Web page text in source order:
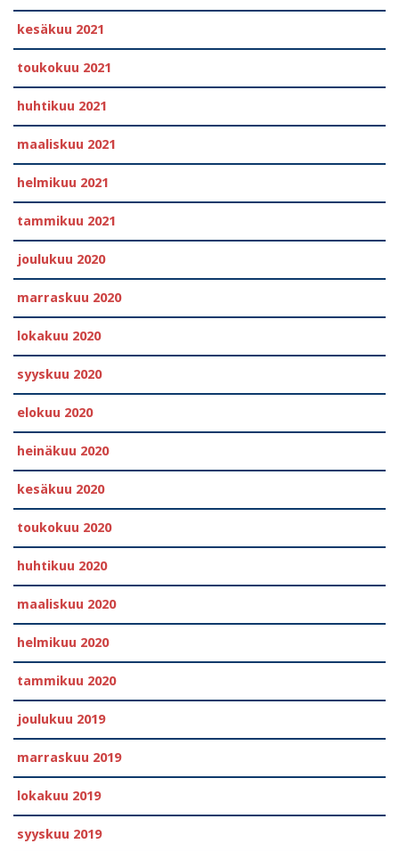
kesäkuu 2021
toukokuu 2021
huhtikuu 2021
maaliskuu 2021
helmikuu 2021
tammikuu 2021
joulukuu 2020
marraskuu 2020
lokakuu 2020
syyskuu 2020
elokuu 2020
heinäkuu 2020
kesäkuu 2020
toukokuu 2020
huhtikuu 2020
maaliskuu 2020
helmikuu 2020
tammikuu 2020
joulukuu 2019
marraskuu 2019
lokakuu 2019
syyskuu 2019